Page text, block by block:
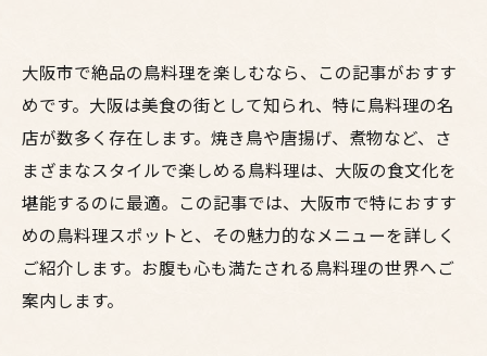
大阪市で絶品の鳥料理を楽しむなら、この記事がおすす
めです。大阪は美食の街として知られ、特に鳥料理の名
店が数多く存在します。焼き鳥や唐揚げ、煮物など、さ
まざまなスタイルで楽しめる鳥料理は、大阪の食文化を
堪能するのに最適。この記事では、大阪市で特におすす
めの鳥料理スポットと、その魅力的なメニューを詳しく
ご紹介します。お腹も心も満たされる鳥料理の世界へご
案内します。